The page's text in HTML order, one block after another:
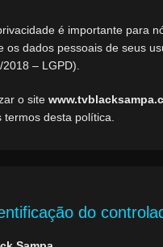
é importante para
os dados pessoais de seus
– LGPD).
o site
termos desta política.
do